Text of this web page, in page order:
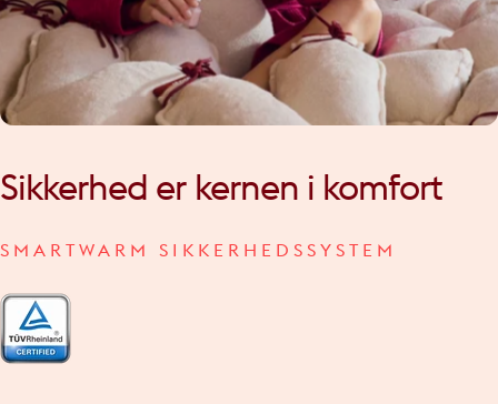
Sikkerhed er kernen i komfort
SMARTWARM SIKKERHEDSSYSTEM